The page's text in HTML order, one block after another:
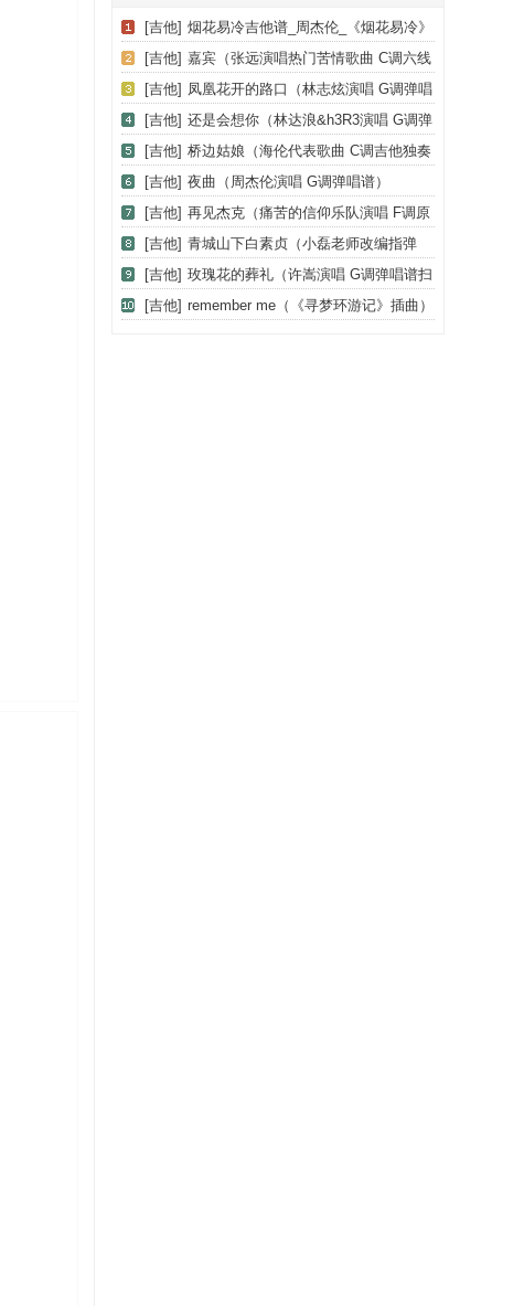
[吉他] 烟花易冷吉他谱_周杰伦_《烟花易冷》
C调弹唱谱_高清六线谱
[吉他] 嘉宾（张远演唱热门苦情歌曲 C调六线
弹唱谱）
[吉他] 凤凰花开的路口（林志炫演唱 G调弹唱
谱）
[吉他] 还是会想你（林达浪&h3R3演唱 G调弹
唱六线谱）
[吉他] 桥边姑娘（海伦代表歌曲 C调吉他独奏
谱）
[吉他] 夜曲（周杰伦演唱 G调弹唱谱）
[吉他] 再见杰克（痛苦的信仰乐队演唱 F调原
调版）
[吉他] 青城山下白素贞（小磊老师改编指弹
谱）
[吉他] 玫瑰花的葬礼（许嵩演唱 G调弹唱谱扫
弦+拍弦）
[吉他] remember me（《寻梦环游记》插曲）